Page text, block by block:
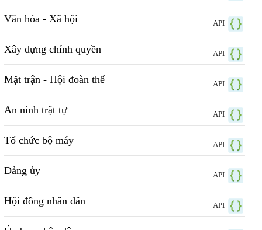
Văn hóa - Xã hội API
Xây dựng chính quyền API
Mặt trận - Hội đoàn thể API
An ninh trật tự API
Tổ chức bộ máy API
Đảng ủy API
Hội đồng nhân dân API